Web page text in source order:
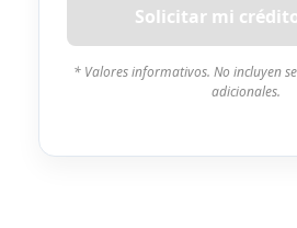
Solicitar mi
* Valores informativos. No incluyen
adicionales.